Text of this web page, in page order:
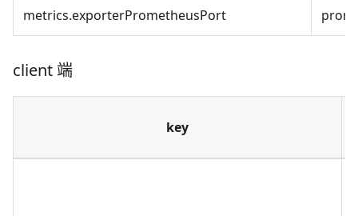
metrics.exporterPrometheusPort
client 端
key